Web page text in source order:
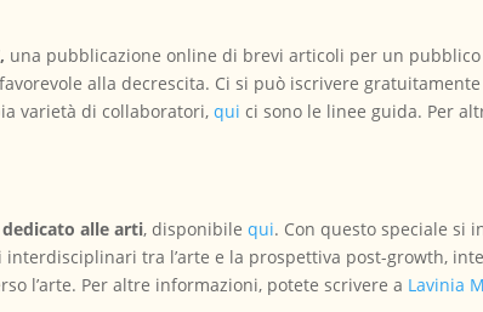
una pubblicazione online di brevi articoli per un
alla decrescita. Ci si può iscrivere
varietà di collaboratori,qui ci sono le linee guida. Per
dedicato alle arti, disponibilequi. Con questo speciale si
tra l’arte e la prospettiva post-growth,
l’arte. Per altre informazioni, potete scrivere a Lavinia